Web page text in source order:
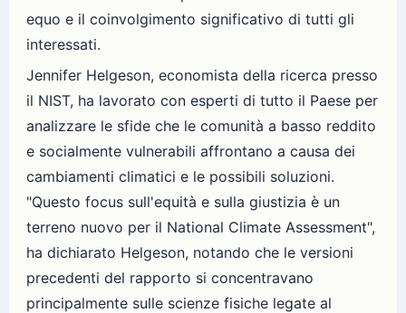
equo e il coinvolgimento significativo di tutti gli
interessati.
Jennifer Helgeson, economista della ricerca presso
il NIST, ha lavorato con esperti di tutto il Paese per
analizzare le sfide che le comunità a basso reddito
e socialmente vulnerabili affrontano a causa dei
cambiamenti climatici e le possibili soluzioni.
"Questo focus sull'equità e sulla giustizia è un
terreno nuovo per il National Climate Assessment",
ha dichiarato Helgeson, notando che le versioni
precedenti del rapporto si concentravano
principalmente sulle scienze fisiche legate al